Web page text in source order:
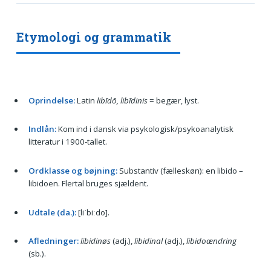
Etymologi og grammatik
Oprindelse:Latin libīdō, libīdinis= begær, lyst.
Indlån:Kom ind i dansk via psykologisk/psykoanalytisk
litteratur i 1900-tallet.
Ordklasse og bøjning:Substantiv (fælleskøn): en libido –
libidoen. Flertal bruges sjældent.
Udtale (da.):[liˈbiːdo].
Afledninger:libidinøs(adj.),libidinal(adj.),libidoændring
(sb.).